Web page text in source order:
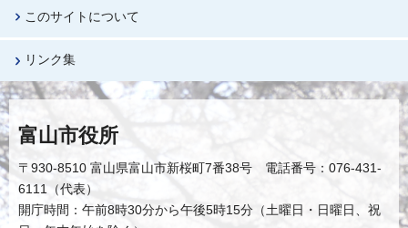
このサイトについて
リンク集
富山市役所
〒930-8510 富山県富山市新桜町7番38号 電話番号：076-431-
6111（代表）
開庁時間：午前8時30分から午後5時15分（土曜日・日曜日、祝